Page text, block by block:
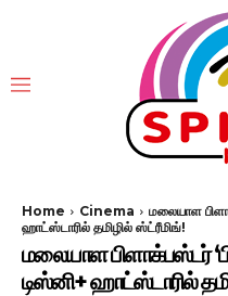
Home Cinema
மலையாள
ஹாட்ஸ்டாரில் தமிழில் ஸ்ட்ரீமிங்!
மலையாள பிளாக்பஸ்டர்
டிஸ்னி+ ஹாட்ஸ்டாரில்